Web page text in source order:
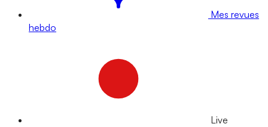
Mes revues
hebdo
Live